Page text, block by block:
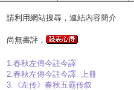
請利用網站搜尋，連結內容簡介
尚無書評，
1.春秋左傳今註今譯
2.春秋左傳今註今譯. 上冊
3.《左传》春秋五霸传叙